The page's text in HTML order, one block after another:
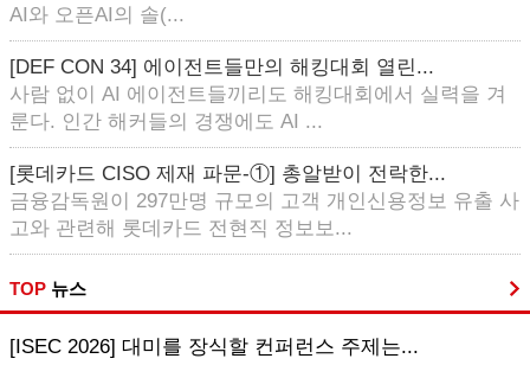
AI와 오픈AI의 솔(...
[DEF CON 34] 에이전트들만의 해킹대회 열린...
사람 없이 AI 에이전트들끼리도 해킹대회에서 실력을 겨
룬다. 인간 해커들의 경쟁에도 AI ...
[롯데카드 CISO 제재 파문-①] 총알받이 전락한...
금융감독원이 297만명 규모의 고객 개인신용정보 유출 사
고와 관련해 롯데카드 전현직 정보보...
TOP 뉴스
[ISEC 2026] 대미를 장식할 컨퍼런스 주제는...